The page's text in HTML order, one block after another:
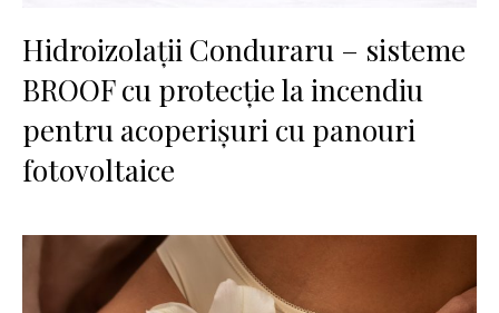
Hidroizolații Conduraru – sisteme
BROOF cu protecție la incendiu
pentru acoperișuri cu panouri
fotovoltaice